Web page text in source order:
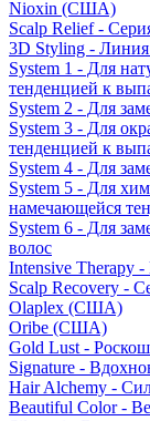
Nioxin (США)
Scalp Relief -
3D Styling - Линия
System 1 - Для
тенденцией к
System 2 - Для
System 3 - Для
тенденцией к
System 4 - Для
System 5 - Для
намечающейся
System 6 - Для
волос
Intensive Therapy
Scalp Recovery -
Olaplex (США)
Oribe (США)
Gold Lust -
Signature -
Hair Alchemy -
Beautiful Color -